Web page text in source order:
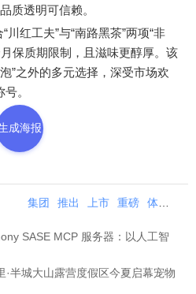
质透明可信赖。
红工夫”与“南路黑茶”两项“非
保质期限制，且滋味更醇厚。该
”之外的多元选择，深受市场欢
。
成海报
集团 推出 上市 重磅 体验
SASE MCP 服务器：以人工智
半城大山露营度假区今夏启幕宠物